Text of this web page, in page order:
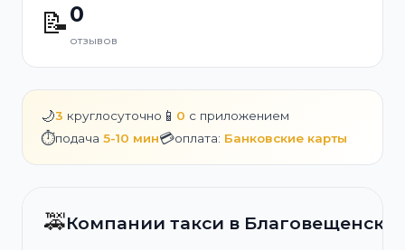
📝0
отзывов
🌙3 круглосуточно 📱 0 с приложением
⏱️подача 5-10 мин💳оплата: Банковские карты
🚕Компании такси в Благовещенске